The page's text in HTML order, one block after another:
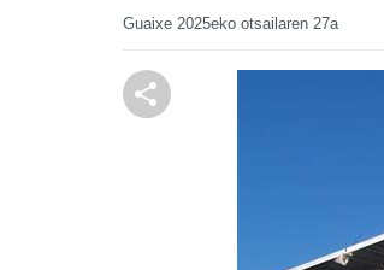
Guaixe 2025eko otsailaren 27a